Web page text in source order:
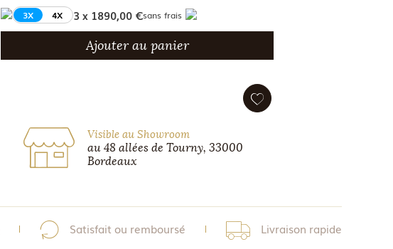
3X 4X 3 x 1890,00 €sans frais
Ajouter au panier
Visible au Showroom
au 48 allées de Tourny, 33000
Bordeaux
Satisfait ou remboursé Livraison rapide